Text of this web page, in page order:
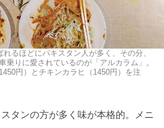
れるほどにパキスタン人が多く、その分、
乗りに愛されているのが「アルカラム」。
円）とチキンカラヒ（1450円）を注
タンの方が多く味が本格的。メニ